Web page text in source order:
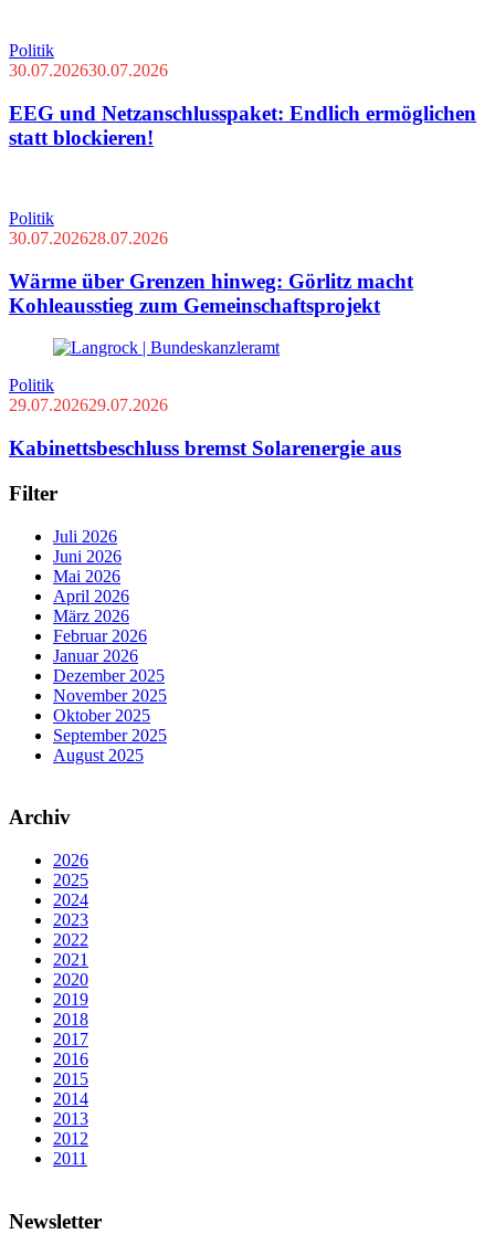
Politik
30.07.202630.07.2026
EEG und Netzanschlusspaket: Endlich ermöglichen
statt blockieren!
Politik
30.07.202628.07.2026
Wärme über Grenzen hinweg: Görlitz macht
Kohleausstieg zum Gemeinschaftsprojekt
Politik
29.07.202629.07.2026
Kabinettsbeschluss bremst Solarenergie aus
Filter
Juli 2026
Juni 2026
Mai 2026
April 2026
März 2026
Februar 2026
Januar 2026
Dezember 2025
November 2025
Oktober 2025
September 2025
August 2025
Archiv
2026
2025
2024
2023
2022
2021
2020
2019
2018
2017
2016
2015
2014
2013
2012
2011
Newsletter